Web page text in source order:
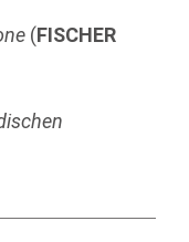
(FISCHER